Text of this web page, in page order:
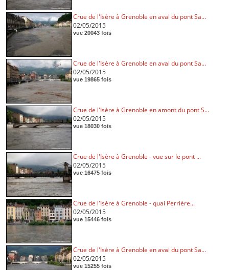
Crue de l'Isère à Grenoble en aval du pont Sa...
02/05/2015
vue 20043 fois
Crue de l'Isère à Grenoble en aval du pont Sa...
02/05/2015
vue 19865 fois
Crue de l'Isère à Grenoble en amont du pont S...
02/05/2015
vue 18030 fois
Crue de l'Isère à Grenoble - vue sur le pont ...
02/05/2015
vue 16475 fois
Crue de l'Isère à Grenoble - quai Perrière...
02/05/2015
vue 15446 fois
Crue de l'Isère à Grenoble en aval du pont Sa...
02/05/2015
vue 15255 fois